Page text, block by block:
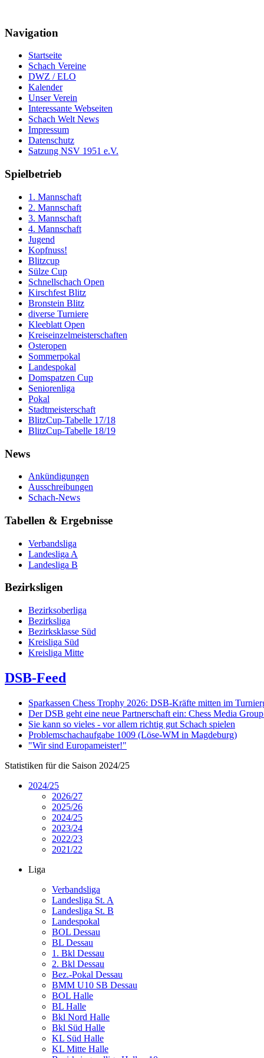
Navigation
Startseite
Schach Vereine
DWZ / ELO
Kalender
Unser Verein
Interessante Webseiten
Schach Welt News
Impressum
Datenschutz
Satzung NSV 1951 e.V.
Spielbetrieb
1. Mannschaft
2. Mannschaft
3. Mannschaft
4. Mannschaft
Jugend
Kopfnuss!
Blitzcup
Sülze Cup
Schnellschach Open
Kirschfest Blitz
Bronstein Blitz
diverse Turniere
Kleeblatt Open
Kreiseinzelmeisterschaften
Osteropen
Sommerpokal
Landespokal
Domspatzen Cup
Seniorenliga
Pokal
Stadtmeisterschaft
BlitzCup-Tabelle 17/18
BlitzCup-Tabelle 18/19
News
Ankündigungen
Ausschreibungen
Schach-News
Tabellen & Ergebnisse
Verbandsliga
Landesliga A
Landesliga B
Bezirksligen
Bezirksoberliga
Bezirksliga
Bezirksklasse Süd
Kreisliga Süd
Kreisliga Mitte
DSB-Feed
Sparkassen Chess Trophy 2026: DSB-Kräfte mitten im
Der DSB geht eine neue Partnerschaft ein: Chess Media
Sie kann so vieles - vor allem richtig gut Schach spielen
Problemschachaufgabe 1009 (Löse-WM in Magdeburg)
"Wir sind Europameister!"
Statistiken für die Saison 2024/25
2024/25
2026/27
2025/26
2024/25
2023/24
2022/23
2021/22
Liga
Verbandsliga
Landesliga St. A
Landesliga St. B
Landespokal
BOL Dessau
BL Dessau
1. Bkl Dessau
2. Bkl Dessau
Bez.-Pokal Dessau
BMM U10 SB Dessau
BOL Halle
BL Halle
Bkl Nord Halle
Bkl Süd Halle
KL Süd Halle
KL Mitte Halle